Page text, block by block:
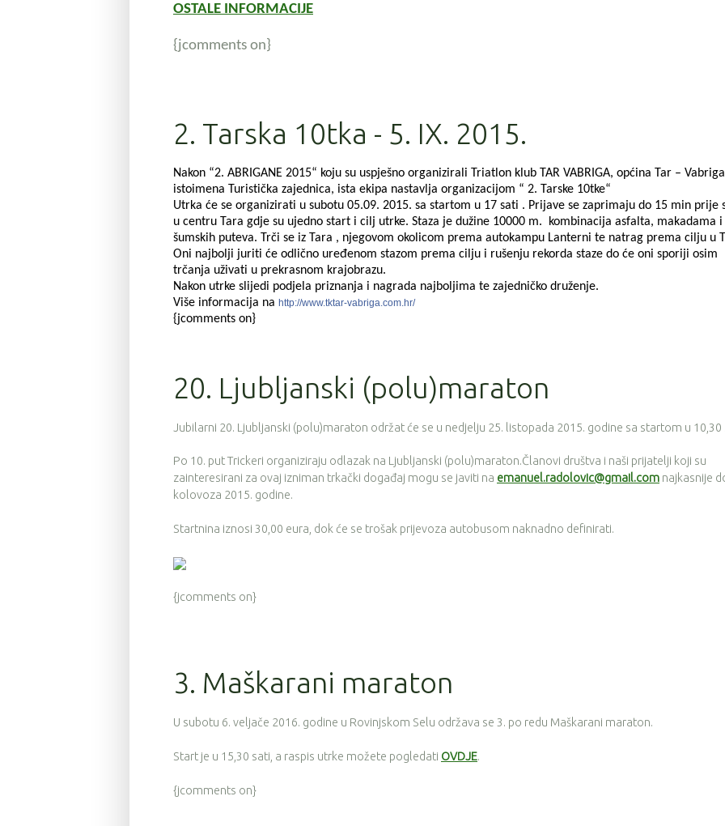
OSTALE INFORMACIJE
{jcomments on}
2. Tarska 10tka - 5. IX. 2015.
Nakon “2. ABRIGANE 2015“ koju su uspješno organizirali Triatlon klub TAR VABRIGA, općina Tar –
istoimena Turistička zajednica, ista ekipa nastavlja organizacijom “ 2. Tarske 10tke“
Utrka će se organizirati u subotu 05.09. 2015. sa startom u 17 sati . Prijave se zaprimaju do 15 min prije
u centru Tara gdje su ujedno start i cilj utrke. Staza je dužine 10000 m. kombinacija asfalta, makadama i
šumskih puteva. Trči se iz Tara , njegovom okolicom prema autokampu Lanterni te natrag prema cilju u
Oni najbolji juriti će odlično uređenom stazom prema cilju i rušenju rekorda staze do će oni sporiji osim
trčanja uživati u prekrasnom krajobrazu.
Nakon utrke slijedi podjela priznanja i nagrada najboljima te zajedničko druženje.
Više informacija na http://www.tktar-vabriga.com.hr/
{jcomments on}
20. Ljubljanski (polu)maraton
Jubilarni 20. Ljubljanski (polu)maraton održat će se u nedjelju 25. listopada 2015. godine sa startom u 10,30
Po 10. put Trickeri organiziraju odlazak na Ljubljanski (polu)maraton.Članovi društva i naši prijatelji koji su
zainteresirani za ovaj izniman trkački događaj mogu se javiti na emanuel.radolovic@gmail.com najkasnije
kolovoza 2015. godine.
Startnina iznosi 30,00 eura, dok će se trošak prijevoza autobusom naknadno definirati.
{jcomments on}
3. Maškarani maraton
U subotu 6. veljače 2016. godine u Rovinjskom Selu održava se 3. po redu Maškarani maraton.
Start je u 15,30 sati, a raspis utrke možete pogledati OVDJE.
{jcomments on}